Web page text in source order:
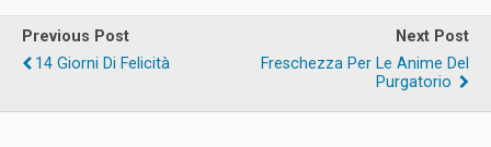
Previous Post
14 Giorni Di Felicità
Next Post
Freschezza Per Le Anime Del
Purgatorio